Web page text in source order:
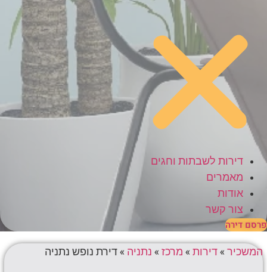
דירות לשבתות וחגים
מאמרים
אודות
צור קשר
פרסם דירה
המשכיר »דירות » מרכז » נתניה »דירת נופש נתניה